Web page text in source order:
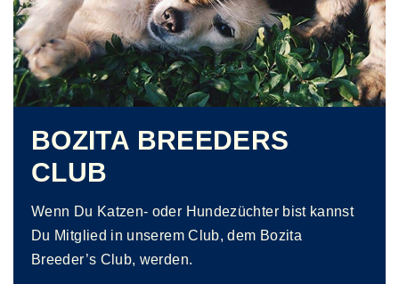
BOZITA BREEDERS
CLUB
Wenn Du Katzen- oder Hundezüchter bist kannst
Du Mitglied in unserem Club, dem Bozita
Breeder’s Club, werden.